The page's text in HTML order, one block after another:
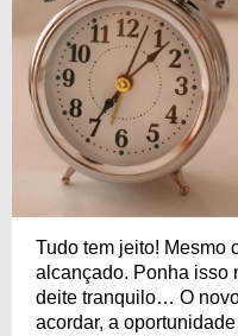
Tudo tem jeito! Mesmo
alcançado. Ponha isso
deite tranquilo… O
acordar, a